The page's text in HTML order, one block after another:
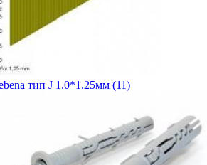
тип J 1.0*1.25мм (11)